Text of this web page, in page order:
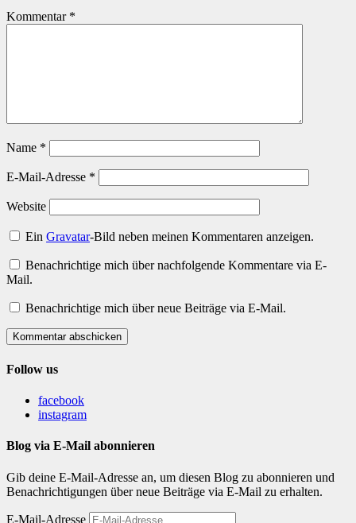
Kommentar *
Name *
E-Mail-Adresse *
Website
EinGravatar-Bild neben meinen Kommentaren anzeigen.
Benachrichtige mich über nachfolgende Kommentare via E-
Mail.
Benachrichtige mich über neue Beiträge via E-Mail.
Kommentar abschicken
Follow us
facebook
instagram
Blog via E-Mail abonnieren
Gib deine E-Mail-Adresse an, um diesen Blog zu abonnieren und
Benachrichtigungen über neue Beiträge via E-Mail zu erhalten.
E-Mail-Adresse